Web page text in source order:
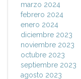
marzo 2024
febrero 2024
enero 2024
diciembre 2023
noviembre 2023
octubre 2023
septiembre 2023
agosto 2023